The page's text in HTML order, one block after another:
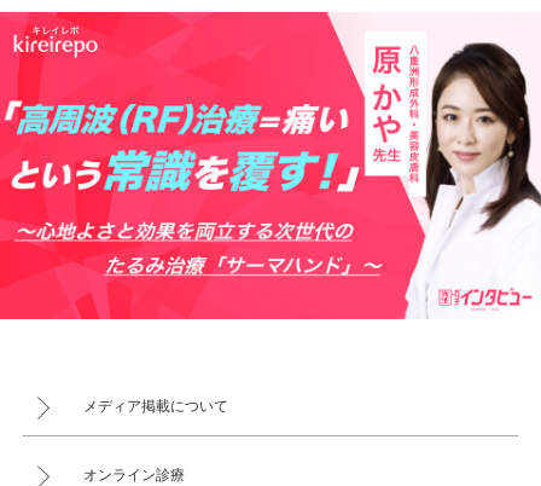
メディア掲載について
オンライン診療